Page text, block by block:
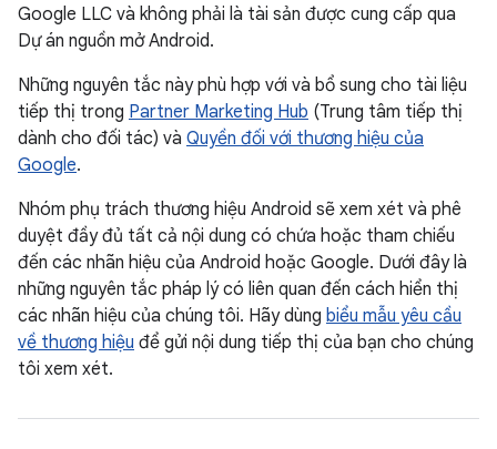
Google LLC và không phải là tài sản được cung cấp qua
Dự án nguồn mở Android.
Những nguyên tắc này phù hợp với và bổ sung cho tài liệu
tiếp thị trong Partner Marketing Hub (Trung tâm tiếp thị
dành cho đối tác) và Quyền đối với thương hiệu của
Google.
Nhóm phụ trách thương hiệu Android sẽ xem xét và phê
duyệt đầy đủ tất cả nội dung có chứa hoặc tham chiếu
đến các nhãn hiệu của Android hoặc Google. Dưới đây là
những nguyên tắc pháp lý có liên quan đến cách hiển thị
các nhãn hiệu của chúng tôi. Hãy dùng biểu mẫu yêu cầu
về thương hiệu để gửi nội dung tiếp thị của bạn cho chúng
tôi xem xét.